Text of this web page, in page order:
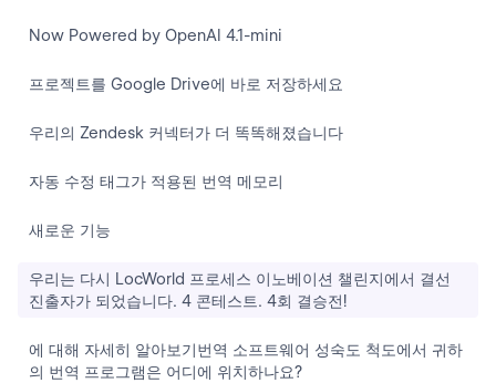
Now Powered by OpenAI 4.1-mini
프로젝트를 Google Drive에 바로 저장하세요
우리의 Zendesk 커넥터가 더 똑똑해졌습니다
자동 수정 태그가 적용된 번역 메모리
새로운 기능
우리는 다시 LocWorld 프로세스 이노베이션 챌린지에서 결선
진출자가 되었습니다. 4 콘테스트. 4회 결승전!
에 대해 자세히 알아보기번역 소프트웨어 성숙도 척도에서 귀하
의 번역 프로그램은 어디에 위치하나요?